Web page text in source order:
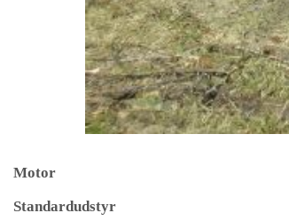
Motor
Standardudstyr